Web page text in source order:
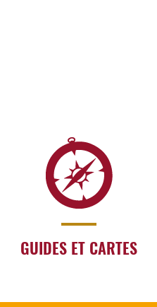
GUIDES ET CARTES